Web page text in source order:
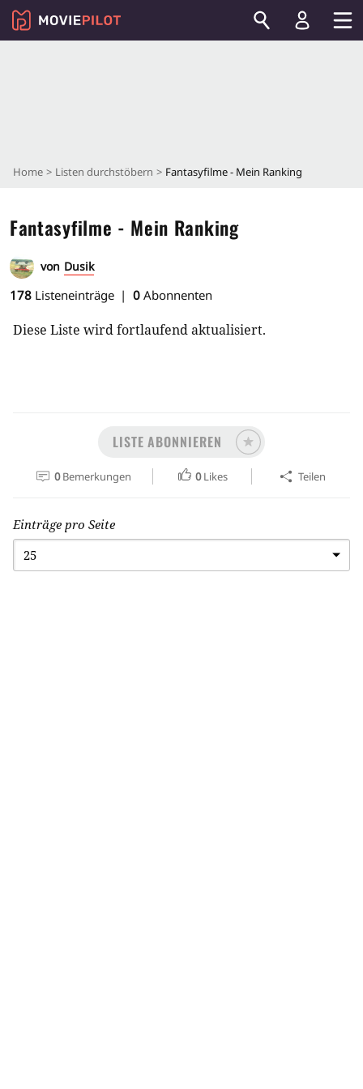
Home Listen durchstöbern Fantasyfilme - Mein Ranking
Fantasyfilme - Mein Ranking
von Dusik
178 Listeneinträge 0 Abonnenten
Diese Liste wird fortlaufend aktualisiert.
LISTE ABONNIEREN
0 Bemerkungen 0 Likes Teilen
Einträge pro Seite